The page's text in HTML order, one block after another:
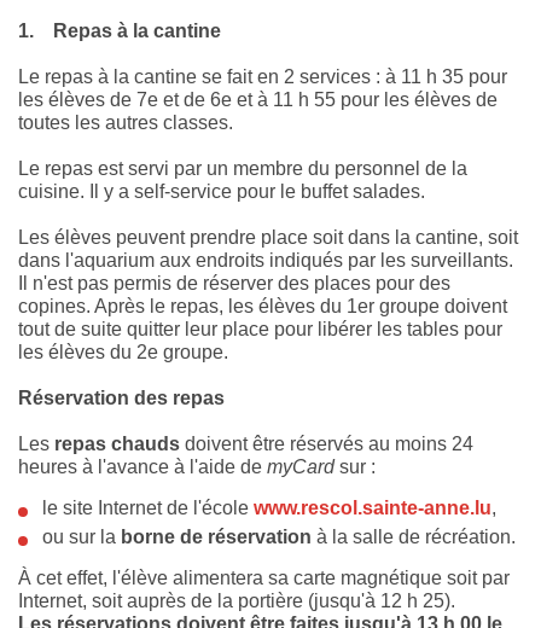
1. Repas à la cantine
Le repas à la cantine se fait en 2 services : à 11 h 35 pour
les élèves de 7e et de 6e et à 11 h 55 pour les élèves de
toutes les autres classes.
Le repas est servi par un membre du personnel de la
cuisine. Il y a self-service pour le buffet salades.
Les élèves peuvent prendre place soit dans la cantine, soit
dans l'aquarium aux endroits indiqués par les surveillants.
Il n'est pas permis de réserver des places pour des
copines. Après le repas, les élèves du 1er groupe doivent
tout de suite quitter leur place pour libérer les tables pour
les élèves du 2e groupe.
Réservation des repas
Les repas chauds doivent être réservés au moins 24
heures à l'avance à l'aide de myCardsur :
le site Internet de l'école www.rescol.sainte-anne.lu,
ou sur la borne de réservation à la salle de récréation.
À cet effet, l'élève alimentera sa carte magnétique soit par
Internet, soit auprès de la portière (jusqu'à 12 h 25).